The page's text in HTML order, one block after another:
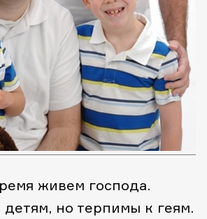
живем господа.
но терпимы к геям.